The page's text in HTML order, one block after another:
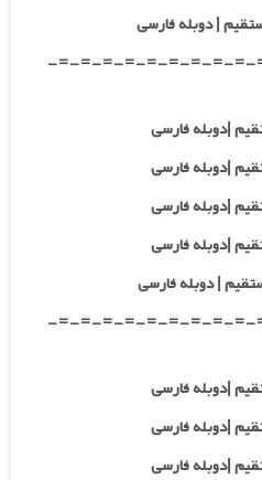
-=-=-=-=-=-=-=-=-
-=-=-=-=-=-=-=-=-